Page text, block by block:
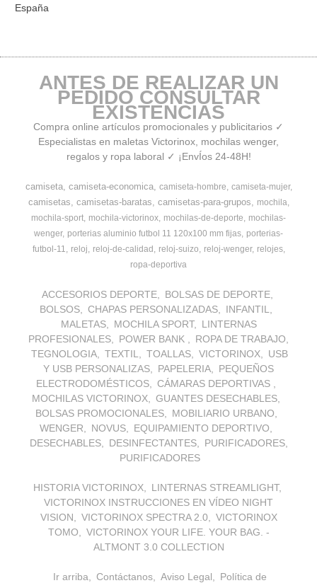
España
ANTES DE REALIZAR UN
PEDIDO CONSULTAR
EXISTENCIAS
Compra online artículos promocionales y publicitarios ✓
Especialistas en maletas Victorinox, mochilas wenger,
regalos y ropa laboral ✓ ¡EnvÍos 24-48H!
camiseta camiseta-economica camiseta-hombre camiseta-mujer
camisetas camisetas-baratas camisetas-para-grupos
mochila
mochila-sport mochila-victorinox mochilas-de-deporte
mochilas-
wenger porterias aluminio futbol 11 120x100 mm fijas porterias-
futbol-11
reloj reloj-de-calidad reloj-suizo reloj-wenger
relojes
ropa-deportiva
ACCESORIOS DEPORTE
BOLSAS DE DEPORTE
BOLSOS
CHAPAS PERSONALIZADAS
INFANTIL
MALETAS
MOCHILA SPORT
LINTERNAS
PROFESIONALES
POWER BANK
ROPA DE TRABAJO
TEGNOLOGIA
TEXTIL TOALLAS VICTORINOX
USB
Y USB PERSONALIZAS
PAPELERIA
PEQUEÑOS
ELECTRODOMÉSTICOS
CÁMARAS DEPORTIVAS
MOCHILAS VICTORINOX
GUANTES DESECHABLES
BOLSAS PROMOCIONALES
MOBILIARIO URBANO
WENGER
NOVUS
EQUIPAMIENTO DEPORTIVO
DESECHABLES
DESINFECTANTES
PURIFICADORES
PURIFICADORES
HISTORIA VICTORINOX
LINTERNAS STREAMLIGHT
VICTORINOX INSTRUCCIONES EN VÍDEO NIGHT
VISION
VICTORINOX SPECTRA 2.0
VICTORINOX
TOMO
VICTORINOX YOUR LIFE. YOUR BAG. -
ALTMONT 3.0 COLLECTION
Ir arriba Contáctanos Aviso Legal Política de